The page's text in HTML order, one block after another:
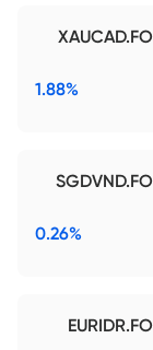
1.88%
0.26%